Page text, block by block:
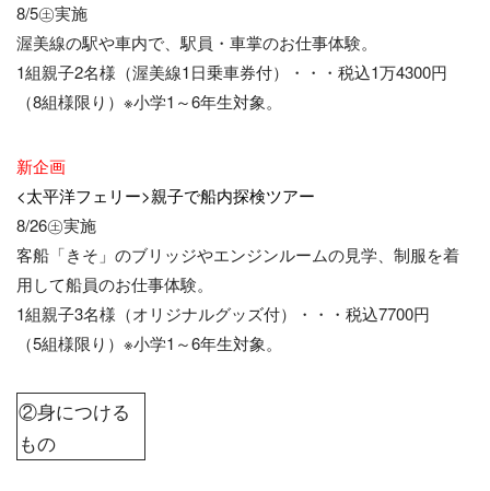
8/5㊏実施
渥美線の駅や車内で、駅員・車掌のお仕事体験。
1組親子2名様（渥美線1日乗車券付）・・・税込1万4300円
（8組様限り）※小学1～6年生対象。
新企画
<太平洋フェリー>親子で船内探検ツアー
8/26㊏実施
客船「きそ」のブリッジやエンジンルームの見学、制服を着
用して船員のお仕事体験。
1組親子3名様（オリジナルグッズ付）・・・税込7700円
（5組様限り）※小学1～6年生対象。
②身につける
もの